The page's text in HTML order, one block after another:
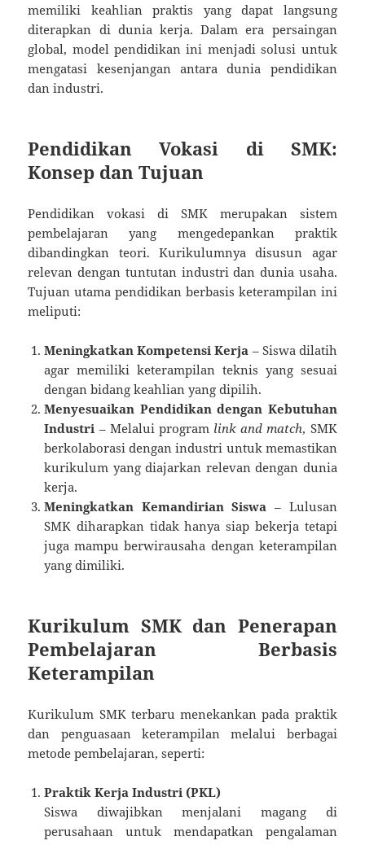
memiliki keahlian praktis yang dapat langsung
diterapkan di dunia kerja. Dalam era persaingan
global, model pendidikan ini menjadi solusi untuk
mengatasi kesenjangan antara dunia pendidikan
dan industri.
Pendidikan Vokasi di SMK:
Konsep dan Tujuan
Pendidikan vokasi di SMK merupakan sistem
pembelajaran yang mengedepankan praktik
dibandingkan teori. Kurikulumnya disusun agar
relevan dengan tuntutan industri dan dunia usaha.
Tujuan utama pendidikan berbasis keterampilan ini
meliputi:
Meningkatkan Kompetensi Kerja – Siswa dilatih
agar memiliki keterampilan teknis yang sesuai
dengan bidang keahlian yang dipilih.
Menyesuaikan Pendidikan dengan Kebutuhan
Industri – Melalui program link and match, SMK
berkolaborasi dengan industri untuk memastikan
kurikulum yang diajarkan relevan dengan dunia
kerja.
Meningkatkan Kemandirian Siswa – Lulusan
SMK diharapkan tidak hanya siap bekerja tetapi
juga mampu berwirausaha dengan keterampilan
yang dimiliki.
Kurikulum SMK dan Penerapan
Pembelajaran Berbasis
Keterampilan
Kurikulum SMK terbaru menekankan pada praktik
dan penguasaan keterampilan melalui berbagai
metode pembelajaran, seperti:
Praktik Kerja Industri (PKL)
Siswa diwajibkan menjalani magang di
perusahaan untuk mendapatkan pengalaman